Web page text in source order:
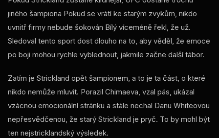
jiného šampiona Pokud se vrátí ke starým zvykům, nikdo
uvnitř firmy nebude šokován Bílý víceméně řekl, že už.
Sledoval tento sport dost dlouho na to, aby věděl, že emoce
po boji mohou rychle vyblednout, jakmile začne další tábor.
Zatím je Strickland opět šampionem, a to je ta část, o které
nikdo nemůže mluvit. Porazil Chimaeva, vzal pás, ukázal
vzácnou emocionální stránku a stále nechal Danu Whiteovou
nepřesvědčenou, že starý Strickland je pryč. To by mohl být
ten nejstricklandský výsledek.